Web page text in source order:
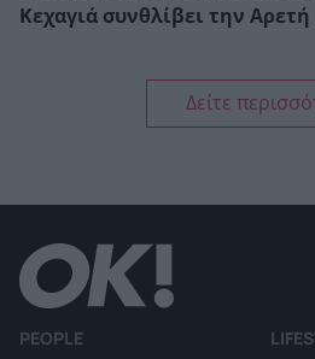
Κεχαγιά συνθλίβει την Αρετή
Δείτε
PEOPLE